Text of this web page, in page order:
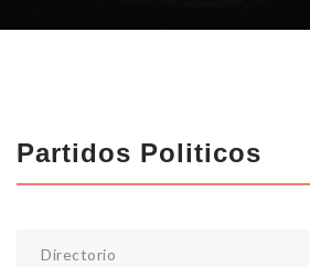
Partidos Politicos
Directorio